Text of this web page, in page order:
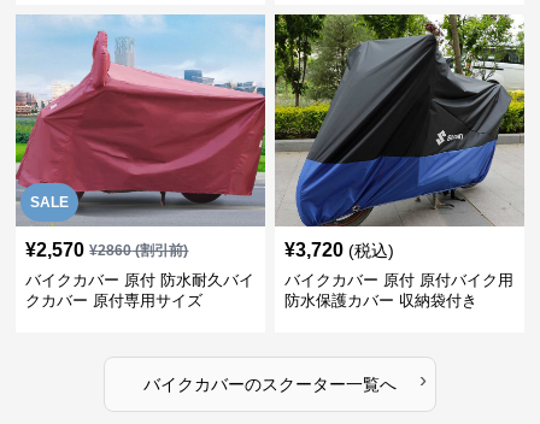
SALE
¥2,570 ¥2860(割引前)
バイクカバー 原付 防水耐久バイ
クカバー 原付専用サイズ
¥3,720 (税込)
バイクカバー 原付 原付バイク用
防水保護カバー 収納袋付き
バイクカバーのスクーター一覧へ ›